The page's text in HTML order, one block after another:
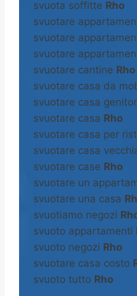
svuota soffitte Rho
svuotare
svuotare
svuotare
svuotare cantine Rho
svuotare casa da
svuotare casa
svuotare casa Rho
svuotare casa per
svuotare casa
svuotare case Rho
svuotare un
svuotare una casa
svuotiamo negozi
svuoto appartamenti
svuoto negozi Rho
svuotare casa costo
svuoto tutto Rho